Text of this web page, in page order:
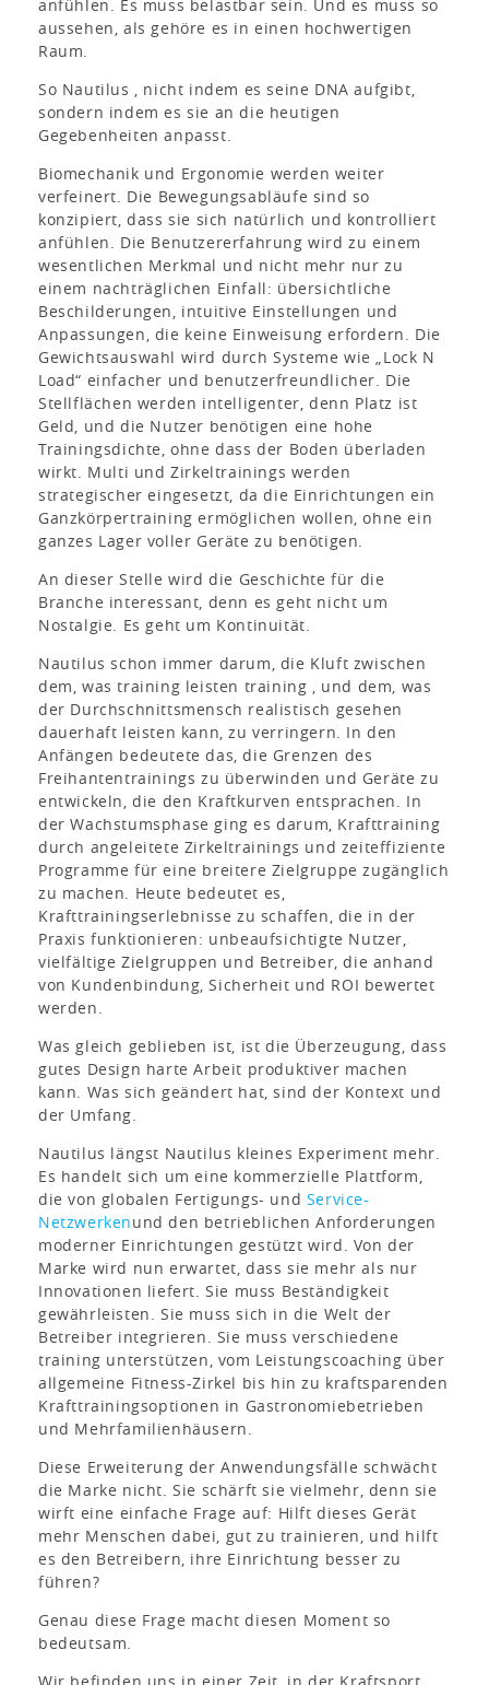
anfühlen. Es muss belastbar sein. Und es muss so
aussehen, als gehöre es in einen hochwertigen
Raum.
So Nautilus , nicht indem es seine DNA aufgibt,
sondern indem es sie an die heutigen
Gegebenheiten anpasst.
Biomechanik und Ergonomie werden weiter
verfeinert. Die Bewegungsabläufe sind so
konzipiert, dass sie sich natürlich und kontrolliert
anfühlen. Die Benutzererfahrung wird zu einem
wesentlichen Merkmal und nicht mehr nur zu
einem nachträglichen Einfall: übersichtliche
Beschilderungen, intuitive Einstellungen und
Anpassungen, die keine Einweisung erfordern. Die
Gewichtsauswahl wird durch Systeme wie „Lock N
Load“ einfacher und benutzerfreundlicher. Die
Stellflächen werden intelligenter, denn Platz ist
Geld, und die Nutzer benötigen eine hohe
Trainingsdichte, ohne dass der Boden überladen
wirkt. Multi und Zirkeltrainings werden
strategischer eingesetzt, da die Einrichtungen ein
Ganzkörpertraining ermöglichen wollen, ohne ein
ganzes Lager voller Geräte zu benötigen.
An dieser Stelle wird die Geschichte für die
Branche interessant, denn es geht nicht um
Nostalgie. Es geht um Kontinuität.
Nautilus schon immer darum, die Kluft zwischen
dem, was training leisten training , und dem, was
der Durchschnittsmensch realistisch gesehen
dauerhaft leisten kann, zu verringern. In den
Anfängen bedeutete das, die Grenzen des
Freihantentrainings zu überwinden und Geräte zu
entwickeln, die den Kraftkurven entsprachen. In
der Wachstumsphase ging es darum, Krafttraining
durch angeleitete Zirkeltrainings und zeiteffiziente
Programme für eine breitere Zielgruppe zugänglich
zu machen. Heute bedeutet es,
Krafttrainingserlebnisse zu schaffen, die in der
Praxis funktionieren: unbeaufsichtigte Nutzer,
vielfältige Zielgruppen und Betreiber, die anhand
von Kundenbindung, Sicherheit und ROI bewertet
werden.
Was gleich geblieben ist, ist die Überzeugung, dass
gutes Design harte Arbeit produktiver machen
kann. Was sich geändert hat, sind der Kontext und
der Umfang.
Nautilus längst Nautilus kleines Experiment mehr.
Es handelt sich um eine kommerzielle Plattform,
die von globalen Fertigungs- und Service-
Netzwerkenund den betrieblichen Anforderungen
moderner Einrichtungen gestützt wird. Von der
Marke wird nun erwartet, dass sie mehr als nur
Innovationen liefert. Sie muss Beständigkeit
gewährleisten. Sie muss sich in die Welt der
Betreiber integrieren. Sie muss verschiedene
training unterstützen, vom Leistungscoaching über
allgemeine Fitness-Zirkel bis hin zu kraftsparenden
Krafttrainingsoptionen in Gastronomiebetrieben
und Mehrfamilienhäusern.
Diese Erweiterung der Anwendungsfälle schwächt
die Marke nicht. Sie schärft sie vielmehr, denn sie
wirft eine einfache Frage auf: Hilft dieses Gerät
mehr Menschen dabei, gut zu trainieren, und hilft
es den Betreibern, ihre Einrichtung besser zu
führen?
Genau diese Frage macht diesen Moment so
bedeutsam.